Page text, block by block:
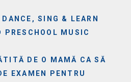
SING & LEARN
MUSIC
DE O MAMĂ CA SĂ
EXAMEN PENTRU